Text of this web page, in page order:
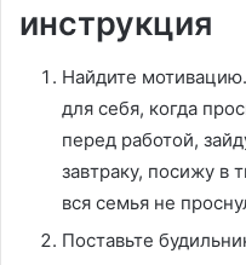
инструкция
Найдите
для себя, когда
перед работой,
завтраку, посижу в
вся семья не
Поставьте